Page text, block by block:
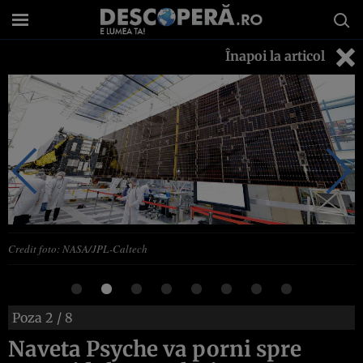
Înapoi la articol
Credit foto: NASA/JPL-Caltech
Poza 2 / 8
Naveta Psyche va porni spre